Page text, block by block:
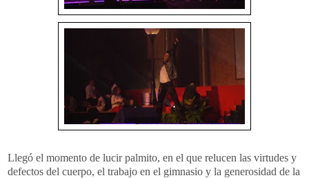
Llegó el momento de lucir palmito, en el que relucen las virtudes y
defectos del cuerpo, el trabajo en el gimnasio y la generosidad de la